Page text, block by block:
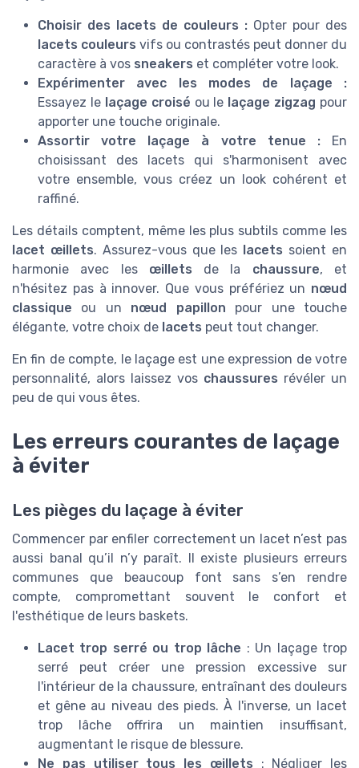
Choisir des lacets de couleurs : Opter pour des
lacets couleurs vifs ou contrastés peut donner du
caractère à vos sneakers et compléter votre look.
Expérimenter avec les modes de laçage :
Essayez le laçage croisé ou le laçage zigzag pour
apporter une touche originale.
Assortir votre laçage à votre tenue :En
choisissant des lacets qui s'harmonisent avec
votre ensemble, vous créez un look cohérent et
raffiné.
Les détails comptent, même les plus subtils comme les
lacet œillets. Assurez-vous que les lacets soient en
harmonie avec les œillets de la chaussure, et
n'hésitez pas à innover. Que vous préfériez un nœud
classique ou un nœud papillon pour une touche
élégante, votre choix de lacets peut tout changer.
En fin de compte, le laçage est une expression de votre
personnalité, alors laissez vos chaussures révéler un
peu de qui vous êtes.
Les erreurs courantes de laçage
à éviter
Les pièges du laçage à éviter
Commencer par enfiler correctement un lacet n’est pas
aussi banal qu’il n’y paraît. Il existe plusieurs erreurs
communes que beaucoup font sans s’en rendre
compte, compromettant souvent le confort et
l'esthétique de leurs baskets.
Lacet trop serré ou trop lâche : Un laçage trop
serré peut créer une pression excessive sur
l'intérieur de la chaussure, entraînant des douleurs
et gêne au niveau des pieds. À l'inverse, un lacet
trop lâche offrira un maintien insuffisant,
augmentant le risque de blessure.
Ne pas utiliser tous les œillets : Négliger les